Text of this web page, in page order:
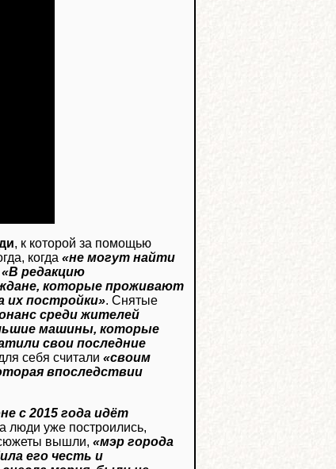
, к которой за помощью
когда «не могут найти
«В редакцию
которые проживают
их постройки». Снятые
среди жителей
машины, которые
свои последние
себя считали «своим
впоследствии
с 2015 года идёт
люди уже построились,
вышли, «мэр города
его честь и